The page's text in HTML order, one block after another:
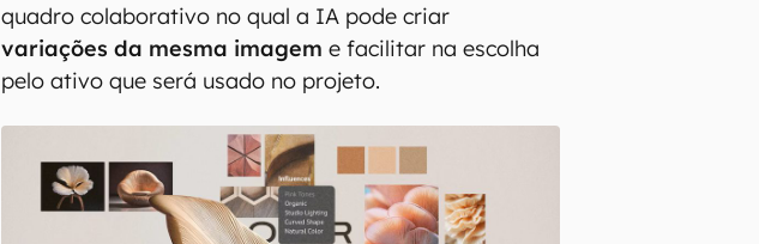
quadro colaborativo no qual a IA pode criar
variações da mesma imagem e facilitar na escolha
pelo ativo que será usado no projeto.